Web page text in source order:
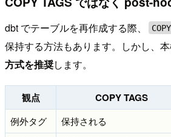
dbt でテーブルを再作成する際、
保持する方法もあります。しかし、
方式を推奨します。
観点 COPY TAGS
例外タグ 保持される